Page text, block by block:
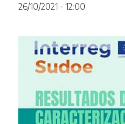
26/10/2021 - 12:00